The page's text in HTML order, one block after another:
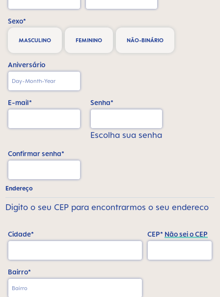
Sexo*
MASCULINO FEMININO NÃO-BINÁRIO
Aniversário
E-mail* Senha*
Escolha sua senha
Confirmar senha*
Endereço
Digito o seu CEP para encontrarmos o seu endereco
Cidade* CEP* Não sei o CEP
Bairro*